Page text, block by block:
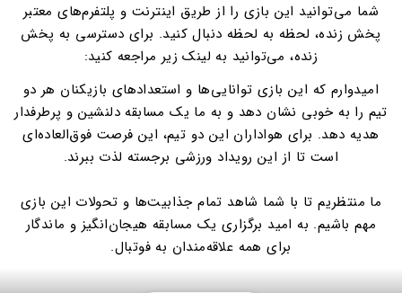
شما می‌توانید این بازی را از طریق اینترنت و پلتفرم‌های معتبر
پخش زنده، لحظه به لحظه دنبال کنید. برای دسترسی به پخش
زنده، می‌توانید به لینک زیر مراجعه کنید:
امیدوارم که این بازی توانایی‌ها و استعدادهای بازیکنان هر دو
تیم را به خوبی نشان دهد و به ما یک مسابقه دلنشین و پرطرفدار
هدیه دهد. برای هواداران این دو تیم، این فرصت فوق‌العاده‌ای
است تا از این رویداد ورزشی برجسته لذت ببرند.
ما منتظریم تا با شما شاهد تمام جذابیت‌ها و تحولات این بازی
مهم باشیم. به امید برگزاری یک مسابقه هیجان‌انگیز و ماندگار
برای همه علاقه‌مندان به فوتبال.